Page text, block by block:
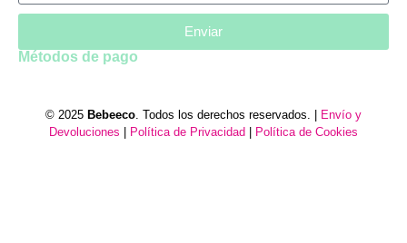
Enviar
Métodos de pago
© 2025 Bebeeco . Todos los derechos reservados. | Envío y
Devoluciones | Política de Privacidad | Política de Cookies